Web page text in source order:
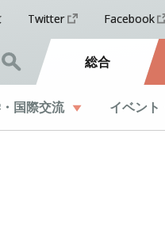
Twitter Facebook
総合
・ 国際交流 イベント